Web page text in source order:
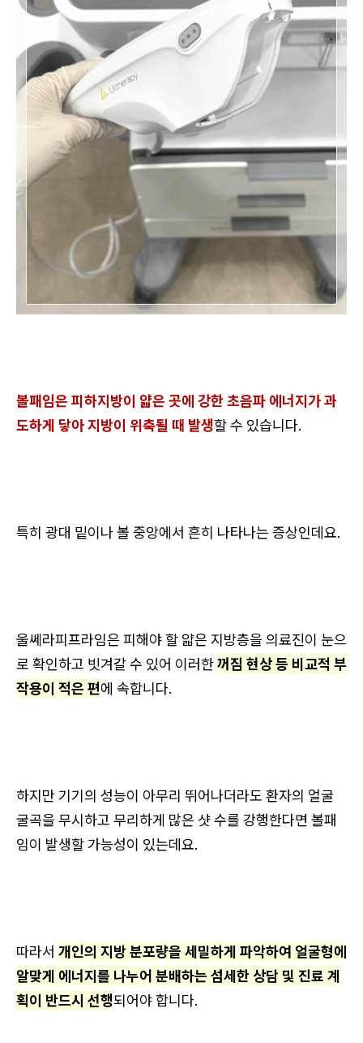
볼패임은 피하지방이 얇은 곳에 강한 초음파 에너지가 과
도하게 닿아 지방이 위축될 때 발생할 수 있습니다.
특히 광대 밑이나 볼 중앙에서 흔히 나타나는 증상인데요.
울쎄라피프라임은 피해야 할 얇은 지방층을 의료진이 눈으
로 확인하고 빗겨갈 수 있어 이러한꺼짐 현상 등 비교적 부
작용이 적은 편에 속합니다.
하지만 기기의 성능이 아무리 뛰어나더라도 환자의 얼굴
굴곡을 무시하고 무리하게 많은 샷 수를 강행한다면 볼패
임이 발생할 가능성이 있는데요.
따라서 개인의 지방 분포량을 세밀하게 파악하여 얼굴형에
알맞게 에너지를 나누어 분배하는 섬세한 상담 및 진료 계
획이 반드시 선행되어야 합니다.